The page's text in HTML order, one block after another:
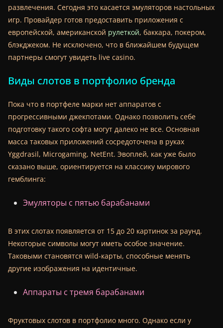
развлечения. Сегодня это касается эмуляторов настольных
игр. Провайдер готов предоставить приложения с
европейской, американской рулеткой, баккара, покером,
блэкджеком. Не исключено, что в ближайшем будущем
партнеры смогут увидеть live casino.
Виды слотов в портфолио бренда
Пока что в портфеле марки нет аппаратов с
прогрессивными джекпотами. Однако позволить себе
подготовку такого софта могут далеко не все. Основная
масса таковых приложений сосредоточена в руках
Yggdrasil, Microgaming, NetEnt. Эвоплей, как уже было
сказано выше, ориентируется на классику мирового
гемблинга:
Эмуляторы с пятью барабанами
В этих слотах появляется от 15 до 20 картинок за раунд.
Некоторые символы могут иметь особое значение.
Таковыми становятся wild-карты, способные менять
другие изображения на идентичные.
Аппараты с тремя барабанами
Фруктовых слотов в портфолио много. Однако если у